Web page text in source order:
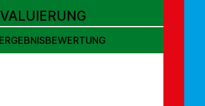
ERGEBNISBEWERTUNG